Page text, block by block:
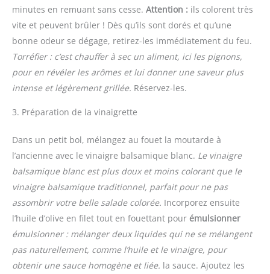
minutes en remuant sans cesse. Attention : ils colorent très
vite et peuvent brûler ! Dès qu’ils sont dorés et qu’une
bonne odeur se dégage, retirez-les immédiatement du feu.
Torréfier : c’est chauffer à sec un aliment, ici les pignons,
pour en révéler les arômes et lui donner une saveur plus
intense et légèrement grillée. Réservez-les.
3. Préparation de la vinaigrette
Dans un petit bol, mélangez au fouet la moutarde à
l’ancienne avec le vinaigre balsamique blanc. Le vinaigre
balsamique blanc est plus doux et moins colorant que le
vinaigre balsamique traditionnel, parfait pour ne pas
assombrir votre belle salade colorée. Incorporez ensuite
l’huile d’olive en filet tout en fouettant pour émulsionner
émulsionner : mélanger deux liquides qui ne se mélangent
pas naturellement, comme l’huile et le vinaigre, pour
obtenir une sauce homogène et liée. la sauce. Ajoutez les